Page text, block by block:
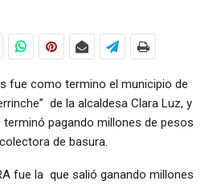
fue como termino el municipio de
de la alcaldesa Clara Luz, y
pagando millones de pesos
de basura.
fue la que salió ganando millones